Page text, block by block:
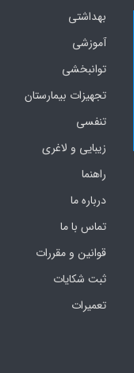
بهداشتی
آموزشی
توانبخشی
تجهیزات بیمارستان
تنفسی
زیبایی و لاغری
راهنما
درباره ما
تماس با ما
قوانین و مقررات
ثبت شکایات
تعمیرات